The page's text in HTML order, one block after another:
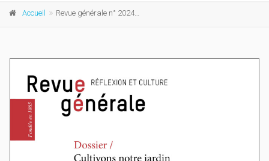
Accueil Revue générale n° 2024/2